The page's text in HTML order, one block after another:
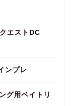
エストDC
ンプレ
グ用ベイトリ